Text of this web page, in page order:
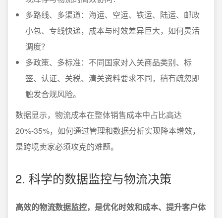
多路线、多渠道：海运、空运、铁运、陆运、邮政
小包、专线快递，成本与时效差异巨大，如何灵活
调度？
多政策、多标准：不同国家对入关商品类别、标
签、认证、关税、清关资料要求不同，稍有疏忽即
触发合规风险。
数据显示，物流成本在整体销售成本中占比高达
20%-35%，如何通过管理和数据分析实现降本增效，
是跨境卖家必须攻克的难题。
2. 科学的数据监控与物流决策
高效的物流数据监控，是优化时效和成本、提升客户体